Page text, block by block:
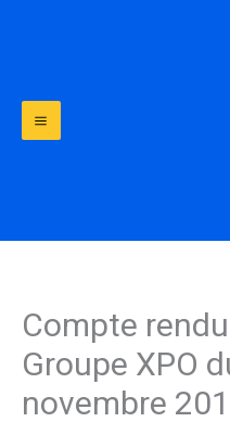
Compte
Groupe XPO
novembre